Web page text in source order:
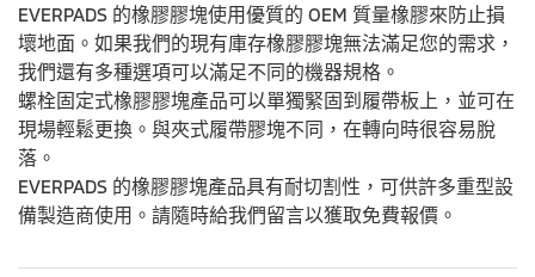
EVERPADS 的橡膠膠塊使用優質的 OEM 質量橡膠來防止損
壞地面。如果我們的現有庫存橡膠膠塊無法滿足您的需求，
我們還有多種選項可以滿足不同的機器規格。
螺栓固定式橡膠膠塊產品可以單獨緊固到履帶板上，並可在
現場輕鬆更換。與夾式履帶膠塊不同，在轉向時很容易脫
落。
EVERPADS 的橡膠膠塊產品具有耐切割性，可供許多重型設
備製造商使用。請隨時給我們留言以獲取免費報價。